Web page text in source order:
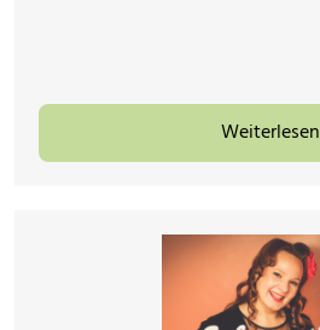
Weiterlesen